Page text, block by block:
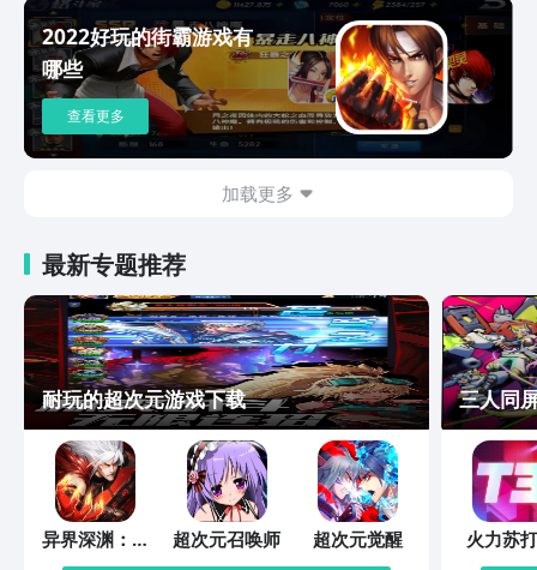
2022好玩的街霸游戏有
哪些
查看更多
加载更多
最新专题推荐
耐玩的超次元游戏下载
异界深渊：觉
醒
超次元召唤师
超次元觉醒
三人同
火力苏